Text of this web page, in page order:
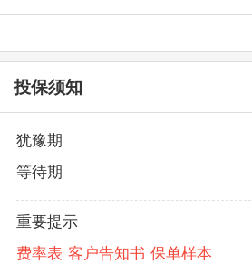
投保须知
犹豫期
等待期
重要提示
费率表 客户告知书 保单样本